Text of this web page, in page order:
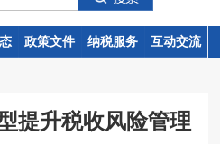
政策文件 纳税服务 互动交流
政策文件 纳税服务 互动交流
提升税收风险管理